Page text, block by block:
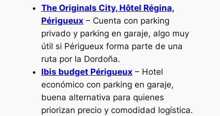
The Originals City, Hôtel Régina,
Périgueux – Cuenta con parking
privado y parking en garaje, algo muy
útil si Périgueux forma parte de una
ruta por la Dordoña.
Ibis budget Périgueux – Hotel
económico con parking en garaje,
buena alternativa para quienes
priorizan precio y comodidad logística.